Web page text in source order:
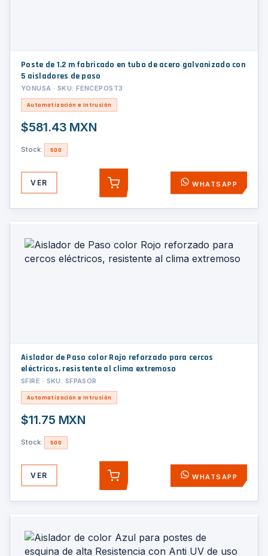
Poste de 1.2 m fabricado en tubo de acero galvanizado con
5 aisladores de paso
YONUSA · SKU: FENCEPOST3
Automatización e Intrusión
$581.43 MXN
Stock: 500
VER AGREGAR WHATSAPP
Aislador de Paso color Rojo reforzado para cercos
eléctricos, resistente al clima extremoso
SFIRE · SKU: SFPASOR
Automatización e Intrusión
$11.75 MXN
Stock: 500
VER AGREGAR WHATSAPP